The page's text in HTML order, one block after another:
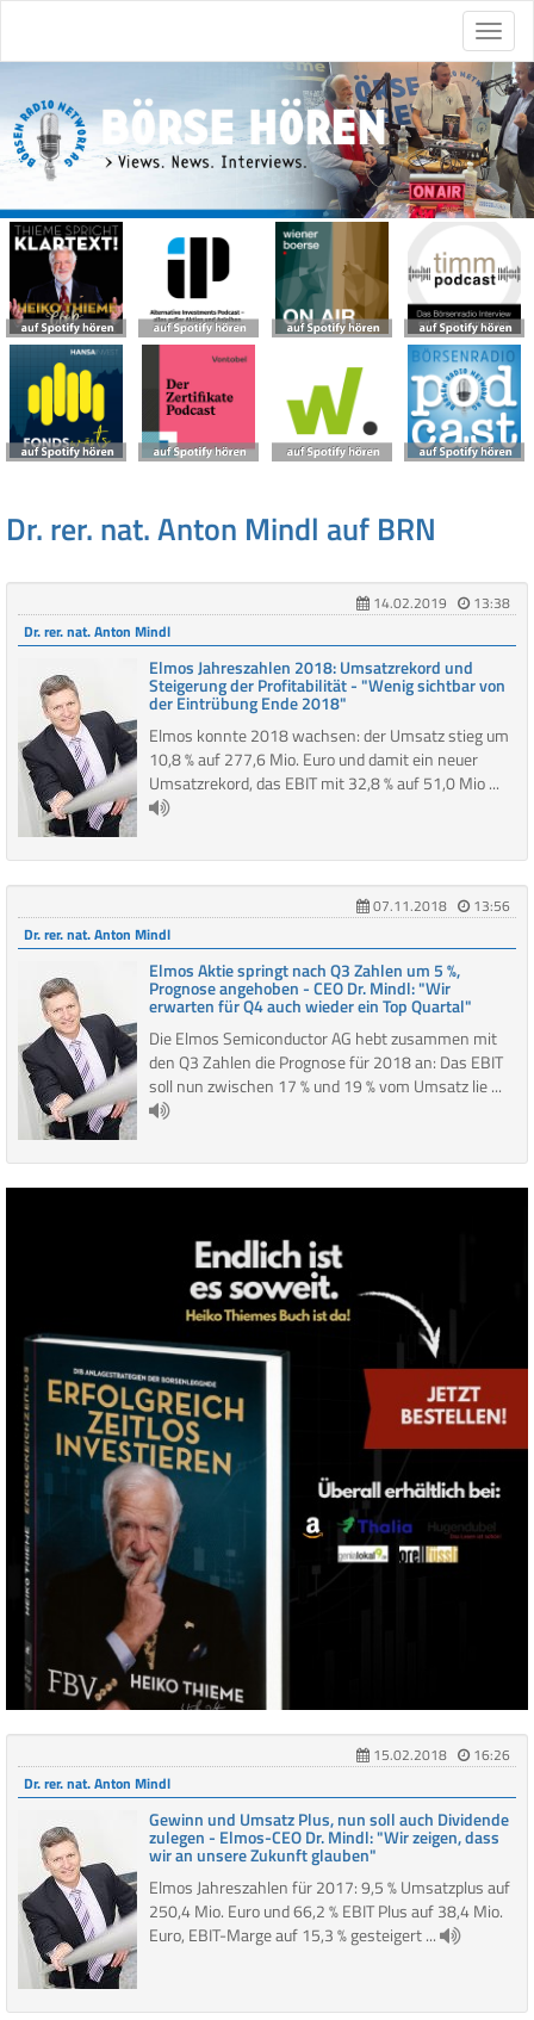
Dr. rer. nat. Anton Mindl auf BRN
14.02.2019
13:38
Dr. rer. nat. Anton Mindl
Elmos Jahreszahlen 2018: Umsatzrekord und
Steigerung der Profitabilität - "Wenig sichtbar von
der Eintrübung Ende 2018"
Elmos konnte 2018 wachsen: der Umsatz stieg um
10,8 % auf 277,6 Mio. Euro und damit ein neuer
Umsatzrekord, das EBIT mit 32,8 % auf 51,0 Mio ...
07.11.2018
13:56
Dr. rer. nat. Anton Mindl
Elmos Aktie springt nach Q3 Zahlen um 5 %,
Prognose angehoben - CEO Dr. Mindl: "Wir
erwarten für Q4 auch wieder ein Top Quartal"
Die Elmos Semiconductor AG hebt zusammen mit
den Q3 Zahlen die Prognose für 2018 an: Das EBIT
soll nun zwischen 17 % und 19 % vom Umsatz lie ...
15.02.2018
16:26
Dr. rer. nat. Anton Mindl
Gewinn und Umsatz Plus, nun soll auch Dividende
zulegen - Elmos-CEO Dr. Mindl: "Wir zeigen, dass
wir an unsere Zukunft glauben"
Elmos Jahreszahlen für 2017: 9,5 % Umsatzplus auf
250,4 Mio. Euro und 66,2 % EBIT Plus auf 38,4 Mio.
Euro, EBIT-Marge auf 15,3 % gesteigert ...